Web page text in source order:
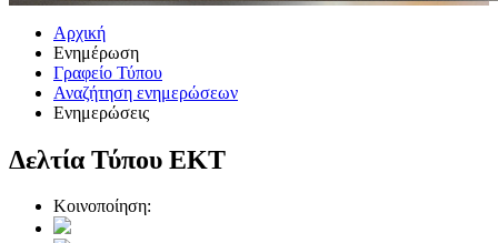
Αρχική
Ενημέρωση
Γραφείο Τύπου
Αναζήτηση ενημερώσεων
Ενημερώσεις
Δελτία Τύπου ΕΚΤ
Κοινοποίηση: